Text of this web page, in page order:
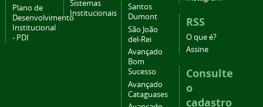
Plano de
Desenvolvimento
Institucional
- PDI
Sistemas
Institucionais
Santos
Dumont
São João
del-Rei
Avançado
Bom
Sucesso
Avançado
Cataguases
RSS
O que é?
Assine
Consulte
o
cadastro